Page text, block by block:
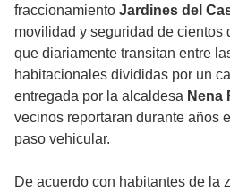
fraccionamiento Jardines del
movilidad y seguridad de cientos
que diariamente transitan entre
habitacionales divididas por un
entregada por la alcaldesa Nena
vecinos reportaran durante años
paso vehicular.
De acuerdo con habitantes de la